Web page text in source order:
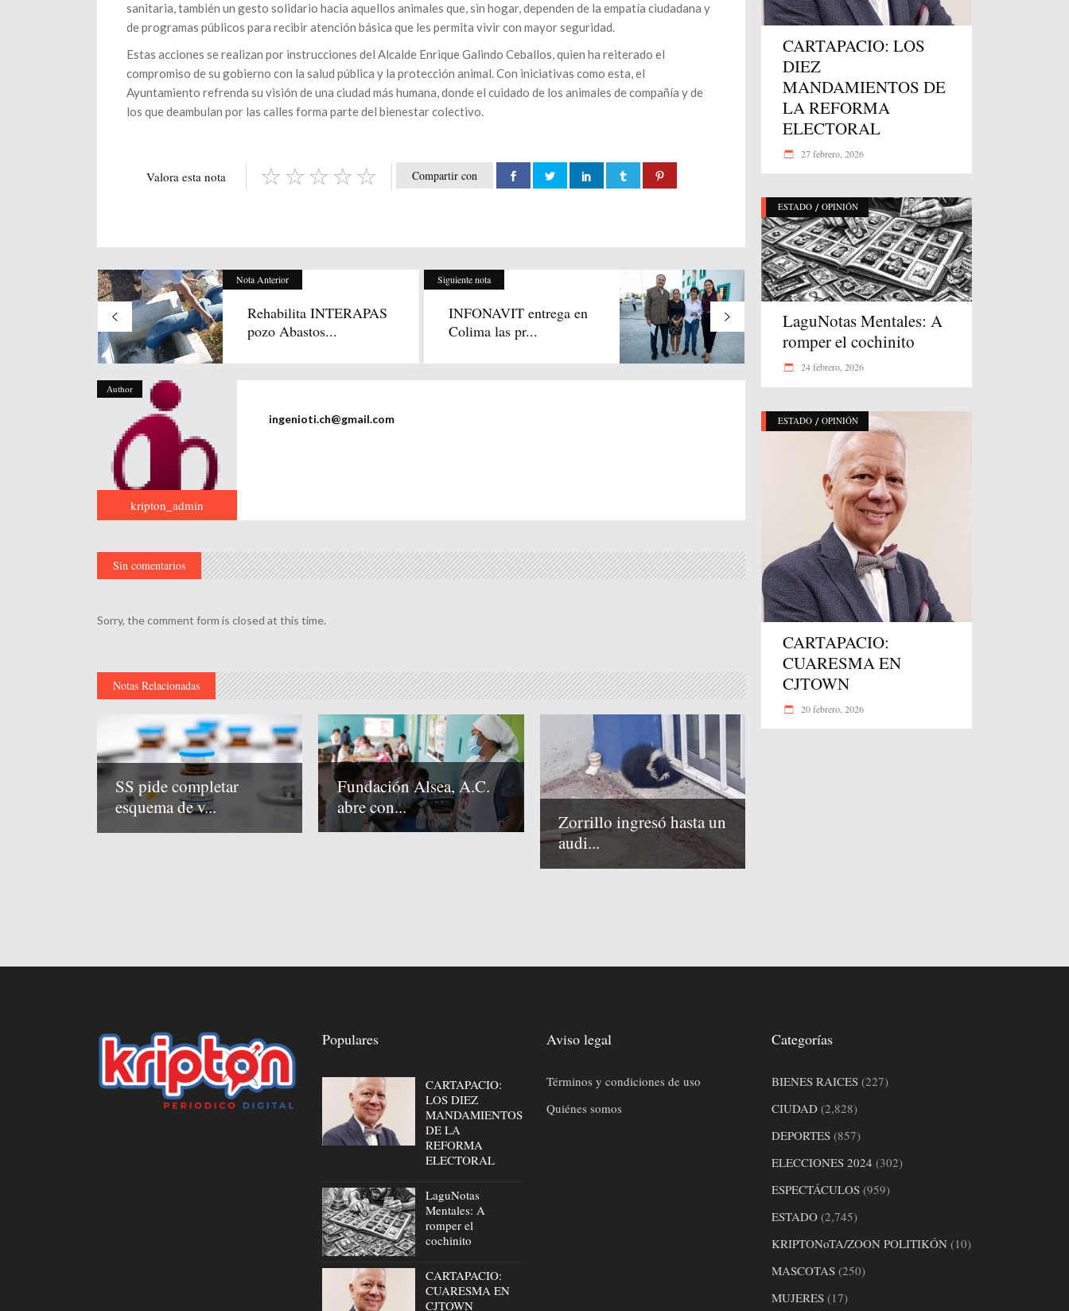
sanitaria, también un gesto solidario hacia aquellos animales que, sin hogar, dependen de la empatía ciudadana y
de programas públicos para recibir atención básica que les permita vivir con mayor seguridad.
Estas acciones se realizan por instrucciones del Alcalde Enrique Galindo Ceballos, quien ha reiterado el
compromiso de su gobierno con la salud pública y la protección animal. Con iniciativas como esta, el
Ayuntamiento refrenda su visión de una ciudad más humana, donde el cuidado de los animales de compañía y de
los que deambulan por las calles forma parte del bienestar colectivo.
Compartir con
Valora esta nota
Nota Anterior
Rehabilita INTERAPAS
pozo Abastos...
Siguiente nota
INFONAVIT entrega en
Colima las pr...
Author
kripton_admin
ingenioti.ch@gmail.com
Sin comentarios
Sorry, the comment form is closed at this time.
Notas Relacionadas
SS pide completar
esquema de v...
Fundación Alsea, A.C.
abre con...
Zorrillo ingresó hasta un
audi...
CARTAPACIO: LOS
DIEZ
MANDAMIENTOS DE
LA REFORMA
ELECTORAL
27 febrero, 2026
ESTADO / OPINIÓN
LaguNotas Mentales: A
romper el cochinito
24 febrero, 2026
ESTADO / OPINIÓN
CARTAPACIO:
CUARESMA EN
CJTOWN
20 febrero, 2026
Populares
CARTAPACIO:
LOS DIEZ
MANDAMIENTOS
DE LA
REFORMA
ELECTORAL
LaguNotas
Mentales: A
romper el
cochinito
CARTAPACIO:
CUARESMA EN
CJTOWN
Aviso legal
Términos y condiciones de uso
Quiénes somos
Categorías
BIENES RAICES(227)
CIUDAD(2,828)
DEPORTES(857)
ELECCIONES 2024 (302)
ESPECTÁCULOS(959)
ESTADO(2,745)
KRIPTONoTA/ZOON POLITIKÓN(10)
MASCOTAS(250)
MUJERES(17)